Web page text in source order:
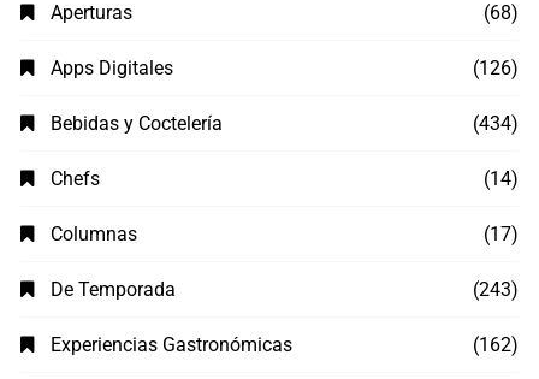
Aperturas (68)
Apps Digitales (126)
Bebidas y Coctelería (434)
Chefs (14)
Columnas (17)
De Temporada (243)
Experiencias Gastronómicas (162)